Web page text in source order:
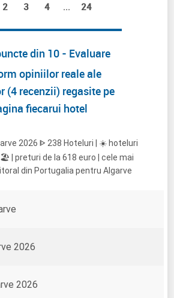
2 3 4 ... 24
din 10 - Evaluare
opiniilor reale ale
(4 recenzii) regasite pe
fiecarui hotel
2026 ᐈ 238 Hoteluri | ☀️ hoteluri
| preturi de la 618 euro | cele mai
din Portugalia pentru Algarve
2026
2026